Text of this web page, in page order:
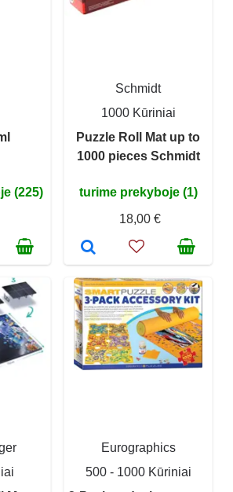
(225)
Schmidt
1000 Kūriniai
Puzzle Roll Mat up to
1000 pieces Schmidt
turime prekyboje (1)
18,00 €
Eurographics
500 - 1000 Kūriniai